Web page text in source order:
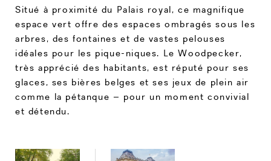
Situé à proximité du Palais royal, ce magnifique
espace vert offre des espaces ombragés sous les
arbres, des fontaines et de vastes pelouses
idéales pour les pique-niques. Le Woodpecker,
très apprécié des habitants, est réputé pour ses
glaces, ses bières belges et ses jeux de plein air
comme la pétanque – pour un moment convivial
et détendu.